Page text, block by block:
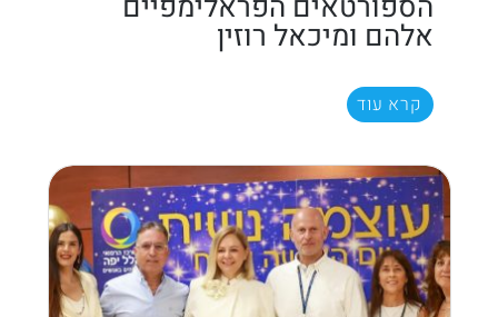
אלהם ומיכאל רוזין
קרא עוד